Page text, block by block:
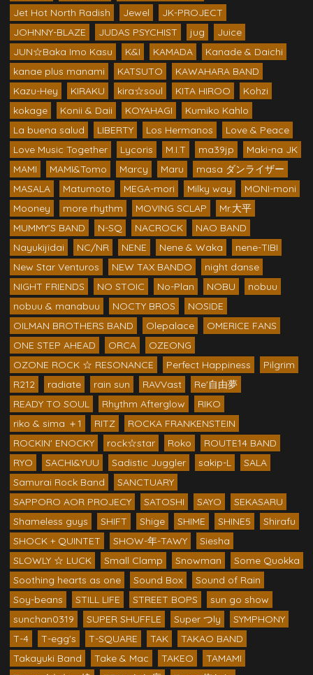
Jet Hot North Radish
Jewel
JK-PROJECT
JOHNNY-BLAZE
JUDAS PSYCHIST jug
Juice
JUN☆Baka Imo Kasu
K&I KAMADA
Kanade & Daichi
kanae plus manami
KATSUTO
KAWAHARA BAND
Kazu-Hey
KIRAKU kira☆soul KITA HIROO
Kohzi
kokage
Konii & Daii KOYAHAGI
Kumiko Kahlo
La buena salud
LIBERTY Los Hermanos
Love & Peace
Love Music Together
Lycoris M.I.T ma39jp
Maki-na JK
MAMI
MAMI&Tomo Marcy Maru
masa ダンライザー
MASALA
Matumoto MEGA-mori Milky way
MONI-moni
Mooney
more rhythm MOVING SCLAP
Mr.大平
MUMMY'S BAND
N-SQ NACROCK
NAO BAND
Nayukijidai
NC/NR NENE Nene & Waka
nene-TIBI
New Star Venturos
NEW TAX BANDO
night danse
NIGHT FRIENDS
NO STOIC No-Plan NOBU
nobuu
nobuu & manabuu
NOCTY BROS
NOSIDE
OILMAN BROTHERS BAND
Olepalace
OMERICE FANS
ONE STEP AHEAD
ORCA
OZEONG
OZONE ROCK ☆ RESONANCE
Perfect Happiness
Pilgrim
R212
radiate rain sun RAVVast
Re'自由夢
READY TO SOUL
Rhythm Afterglow
RIKO
riko & sima ＋1
RITZ
ROCKA FRANKENSTEIN
ROCKIN' ENOCKY
rock☆star Roko
ROUTE14 BAND
RYO
SACHI&YUU Sadistic Juggler sakip-L
SALA
Samurai Rock Band
SANCTUARY
SAPPORO AOR PROJECY
SATOSHI SAYO
SEKASARU
Shameless guys
SHIFT Shige SHIME SHINE5
Shirafu
SHOCK + QUINTET
SHOW-年-TAWY
Siesha
SLOWLY ☆ LUCK
Small Clamp Snowman
Some Quokka
Soothing hearts as one
Sound Box
Sound of Rain
Soy-beans
STILL LIFE STREET BOPS
sun go show
sunchan0319
SUPER SHUFFLE Super つly
SYMPHONY
T-4
T-egg's T-SQUARE TAK
TAKAO BAND
Takayuki Band
Take & Mac TAKEO
TAMAMI